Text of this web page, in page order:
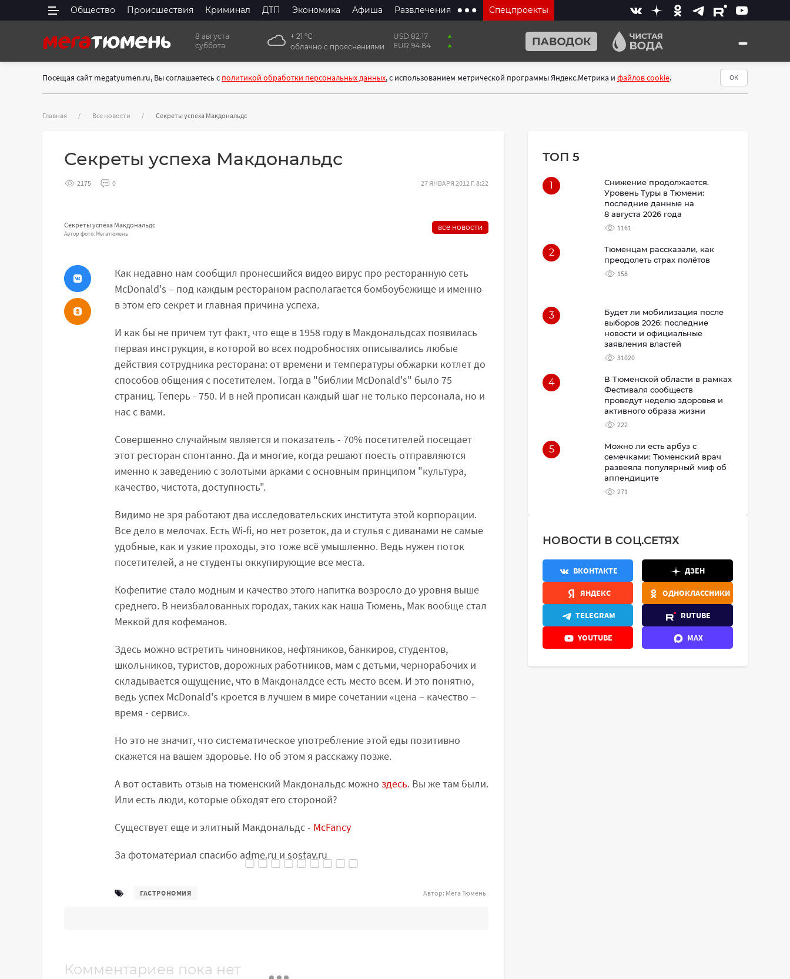
Общество Происшествия Криминал ДТП Экономика Афиша Развлечения Спецпроекты
8 августа
суббота
+ 21 °С
облачно с прояснениями
USD 82.17
EUR 94.84
Посещая сайт megatyumen.ru, Вы соглашаетесь с политикой обработки персональных данных, с использованием метрической программы Яндекс.Метрика и файлов cookie. ОК
Главная Все новости Секреты успеха Макдональдс
Секреты успеха Макдональдс
2175 0 27 ЯНВАРЯ 2012 Г. 8:22
Секреты успеха Макдональдс
Автор фото: Мегатюмень
все новости
Как недавно нам сообщил пронесшийся видео вирус про ресторанную сеть
McDonald's – под каждым рестораном располагается бомбоубежище и именно
в этом его секрет и главная причина успеха.
И как бы не причем тут факт, что еще в 1958 году в Макдональдсах появилась
первая инструкция, в которой во всех подробностях описывались любые
действия сотрудника ресторана: от времени и температуры обжарки котлет до
способов общения с посетителем. Тогда в "библии McDonald's" было 75
страниц. Теперь - 750. И в ней прописан каждый шаг не только персонала, но и
нас с вами.
Совершенно случайным является и показатель - 70% посетителей посещает
этот ресторан спонтанно. Да и многие, когда решают поесть отправляются
именно к заведению с золотыми арками с основным принципом "культура,
качество, чистота, доступность".
Видимо не зря работают два исследовательских института этой корпорации.
Все дело в мелочах. Есть Wi-fi, но нет розеток, да и стулья с диванами не самые
удобные, как и узкие проходы, это тоже всё умышленно. Ведь нужен поток
посетителей, а не студенты оккупирующие все места.
Кофепитие стало модным и качество этого напитка возросло до уровня выше
среднего. В неизбалованных городах, таких как наша Тюмень, Мак вообще стал
Меккой для кофеманов.
Здесь можно встретить чиновников, нефтяников, банкиров, студентов,
школьников, туристов, дорожных работников, мам с детьми, чернорабочих и
складывается ощущение, что в Макдоналдсе есть место всем. И это понятно,
ведь успех McDonald's кроется в лучшем в мире сочетании «цена – качество –
время - сервис».
Но это не значит, что систематическое употребление этой еды позитивно
скажется на вашем здоровье. Но об этом я расскажу позже.
А вот оставить отзыв на тюменский Макдональдс можно здесь. Вы же там были.
Или есть люди, которые обходят его стороной?
Существует еще и элитный Макдональдс - McFancy
За фотоматериал спасибо adme.ru и sostav.ru
ГАСТРОНОМИЯ Автор: Мега Тюмень
Комментариев пока нет
ТОП 5
1
Снижение продолжается.
Уровень Туры в Тюмени:
последние данные на
8 августа 2026 года
1161
2
Тюменцам рассказали, как
преодолеть страх полётов
158
3
Будет ли мобилизация после
выборов 2026: последние
новости и официальные
заявления властей
31020
4
В Тюменской области в рамках
Фестиваля сообществ
проведут неделю здоровья и
активного образа жизни
222
5
Можно ли есть арбуз с
семечками: Тюменский врач
развеяла популярный миф об
аппендиците
271
НОВОСТИ В СОЦ.СЕТЯХ
ВКОНТАКТЕ ДЗЕН
ЯНДЕКС ОДНОКЛАССНИКИ
TELEGRAM RUTUBE
YOUTUBE MAX